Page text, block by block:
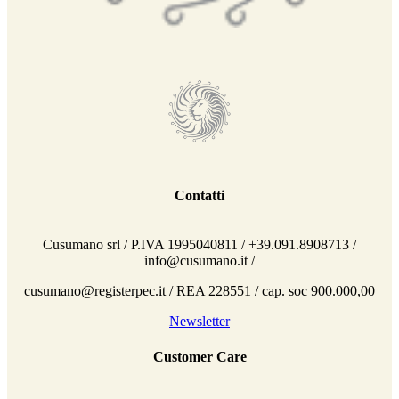
Contatti
Cusumano srl / P.IVA 1995040811 / +39.091.8908713 /
info@cusumano.it /
cusumano@registerpec.it / REA 228551 / cap. soc 900.000,00
Newsletter
Customer Care